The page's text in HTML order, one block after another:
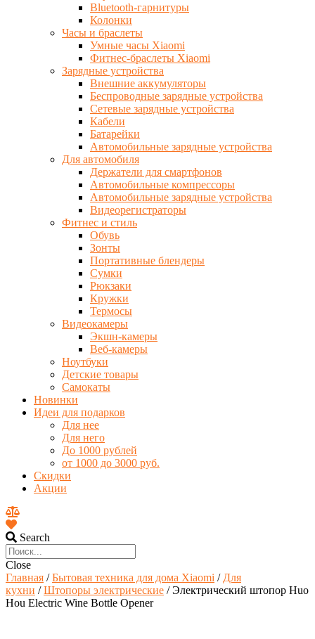
Bluetooth-гарнитуры
Колонки
Часы и браслеты
Умные часы Xiaomi
Фитнес-браслеты Xiaomi
Зарядные устройства
Внешние аккумуляторы
Беспроводные зарядные устройства
Сетевые зарядные устройства
Кабели
Батарейки
Автомобильные зарядные устройства
Для автомобиля
Держатели для смартфонов
Автомобильные компрессоры
Автомобильные зарядные устройства
Видеорегистраторы
Фитнес и стиль
Обувь
Зонты
Портативные блендеры
Сумки
Рюкзаки
Кружки
Термосы
Видеокамеры
Экшн-камеры
Веб-камеры
Ноутбуки
Детские товары
Самокаты
Новинки
Идеи для подарков
Для нее
Для него
До 1000 рублей
от 1000 до 3000 руб.
Скидки
Акции
Search
Close
Главная /Бытовая техника для дома Xiaomi / Для
кухни /Штопоры электрические / Электрический штопор Huo
Hou Electric Wine Bottle Opener